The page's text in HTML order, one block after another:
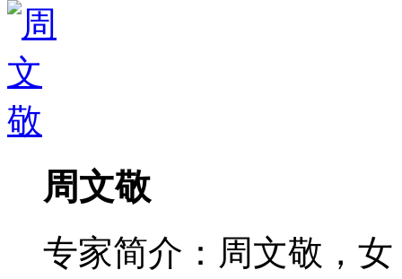
周文敬
专家简介：周文敬，